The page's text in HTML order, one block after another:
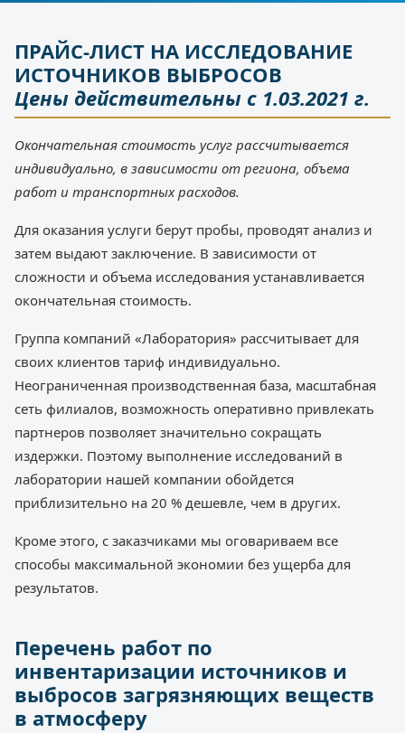
ПРАЙС-ЛИСТ НА ИССЛЕДОВАНИЕ
ИСТОЧНИКОВ ВЫБРОСОВ
Цены действительны с 1.03.2021 г.
Окончательная стоимость услуг рассчитывается
индивидуально, в зависимости от региона, объема
работ и транспортных расходов.
Для оказания услуги берут пробы, проводят анализ и
затем выдают заключение. В зависимости от
сложности и объема исследования устанавливается
окончательная стоимость.
Группа компаний «Лаборатория» рассчитывает для
своих клиентов тариф индивидуально.
Неограниченная производственная база, масштабная
сеть филиалов, возможность оперативно привлекать
партнеров позволяет значительно сокращать
издержки. Поэтому выполнение исследований в
лаборатории нашей компании обойдется
приблизительно на 20 % дешевле, чем в других.
Кроме этого, с заказчиками мы оговариваем все
способы максимальной экономии без ущерба для
результатов.
Перечень работ по
инвентаризации источников и
выбросов загрязняющих веществ
в атмосферу